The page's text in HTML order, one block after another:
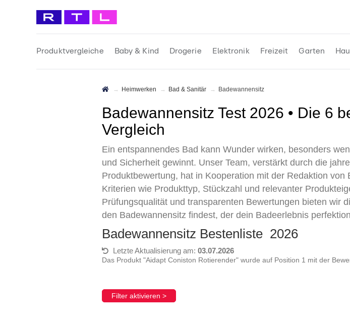
Produktvergleiche Baby & Kind Drogerie Elektronik Freizeit Garten
Heimwerken Bad & Sanitär Badewannensitz
Badewannensitz Test 2026 • Die 6 besten Badewannensitze im
Vergleich
Ein entspannendes Bad kann Wunder wirken, besonders
und Sicherheit gewinnt. Unser Team, verstärkt durch die
Produktbewertung, hat in Kooperation mit der Redaktion
Kriterien wie Produkttyp, Stückzahl und relevanter
Prüfungsqualität und transparenten Bewertungen bieten wir
den Badewannensitz findest, der dein Badeerlebnis
Badewannensitz Bestenliste 2026
Letzte Aktualisierung am: 03.07.2026
Das Produkt "Aidapt Coniston Rotierender" wurde auf Position 1 mit der
Filter aktivieren >